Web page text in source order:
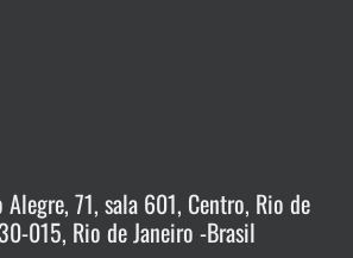
71, sala 601, Centro, Rio de
015, Rio de Janeiro -Brasil